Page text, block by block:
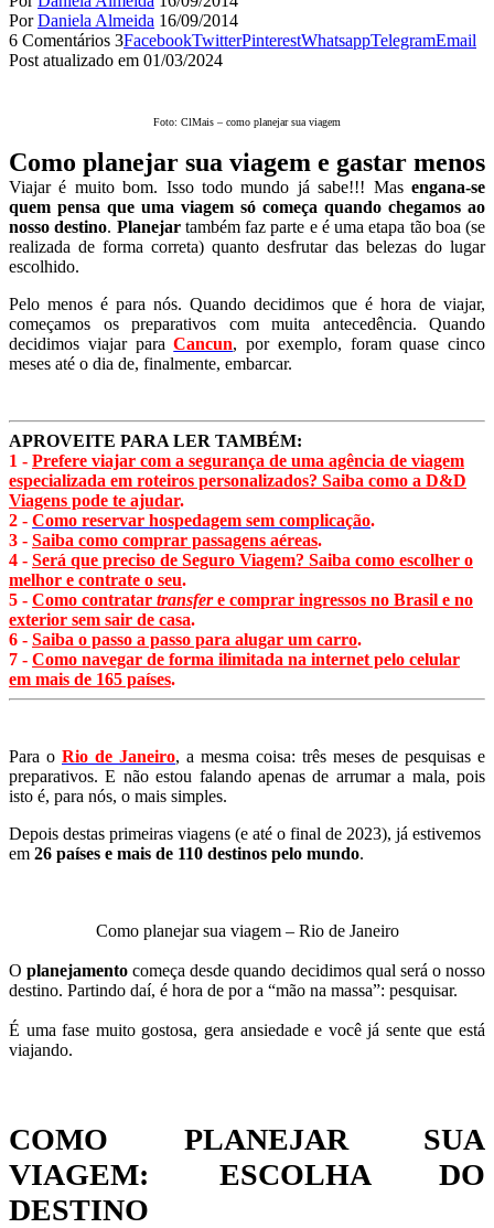
PorDaniela Almeida 16/09/2014
6 Comentários 3FacebookTwitterPinterestWhatsappTelegramEmail
Post atualizado em 01/03/2024
Foto: ClMais – como planejar sua viagem
Como planejar sua viagem e gastar menos
Viajar é muito bom. Isso todo mundo já sabe!!! Mas engana-se
quem pensa que uma viagem só começa quando chegamos ao
nosso destino. Planejar também faz parte e é uma etapa tão boa (se
realizada de forma correta) quanto desfrutar das belezas do lugar
escolhido.
Pelo menos é para nós. Quando decidimos que é hora de viajar,
começamos os preparativos com muita antecedência. Quando
decidimos viajar paraCancun, por exemplo, foram quase cinco
meses até o dia de, finalmente, embarcar.
APROVEITE PARA LER TAMBÉM:
1 - Prefere viajar com a segurança de uma agência de viagem
especializada em roteiros personalizados? Saiba como a D&D
Viagens pode te ajudar.
2 - Como reservar hospedagem sem complicação.
3 - Saiba como comprar passagens aéreas.
4 - Será que preciso de Seguro Viagem? Saiba como escolher o
melhor e contrate o seu.
5 - Como contratar transfere comprar ingressos no Brasil e no
exterior sem sair de casa.
6 - Saiba o passo a passo para alugar um carro.
7 - Como navegar de forma ilimitada na internet pelo celular
em mais de 165 países.
Para o Rio de Janeiro, a mesma coisa: três meses de pesquisas e
preparativos. E não estou falando apenas de arrumar a mala, pois
isto é, para nós, o mais simples.
Depois destas primeiras viagens (e até o final de 2023), já estivemos
em 26 países e mais de 110 destinos pelo mundo.
Como planejar sua viagem – Rio de Janeiro
Oplanejamentocomeça desde quando decidimos qual será o nosso
destino. Partindo daí, é hora de por a “mão na massa”: pesquisar.
É uma fase muito gostosa, gera ansiedade e você já sente que está
viajando.
COMO PLANEJAR SUA
VIAGEM: ESCOLHA DO
DESTINO